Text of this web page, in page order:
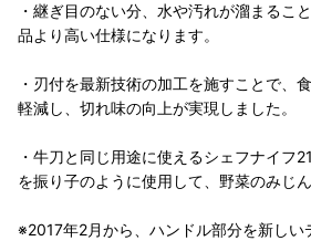
・継ぎ目のない分、水や汚れが溜まるこ
品より高い仕様になります。
・刃付を最新技術の加工を施すことで、
軽減し、切れ味の向上が実現しました。
・牛刀と同じ用途に使えるシェフナイフ
を振り子のように使用して、野菜のみじん
※2017年2月から、ハンドル部分を新しい